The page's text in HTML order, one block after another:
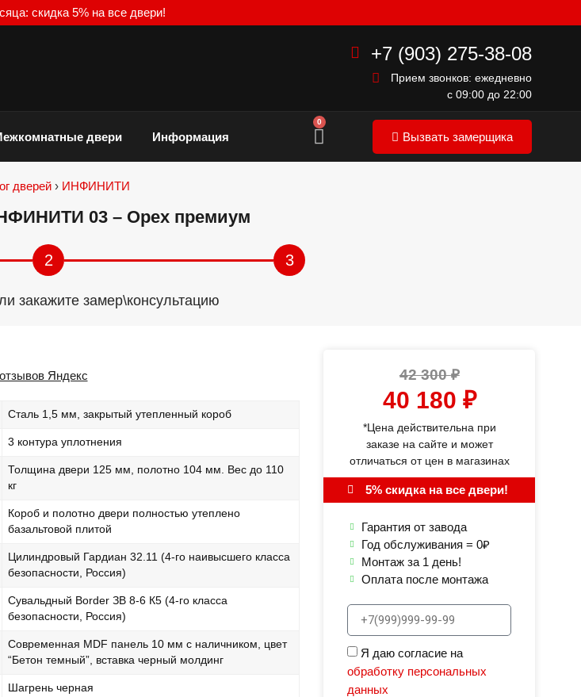
скидка 5% на все двери!
+7 (903) 275-38-08
Прием звонков: ежедневно
с 09:00 до 22:00
двери Информация
0
Вызвать замерщика
дверей › ИНФИНИТИ
03 – Орех премиум
2 3
закажите замер\консультацию
Яндекс
Сталь 1,5 мм, закрытый утепленный короб
3 контура уплотнения
Толщина двери 125 мм, полотно 104 мм. Вес до 110
кг
Короб и полотно двери полностью утеплено
базальтовой плитой
Цилиндровый Гардиан 32.11 (4-го наивысшего класса
безопасности, Россия)
Сувальдный Border ЗВ 8-6 К5 (4-го класса
безопасности, Россия)
Современная MDF панель 10 мм с наличником, цвет
“Бетон темный”, вставка черный молдинг
Шагрень черная
42 300₽
40 180 ₽
*Цена действительна при
заказе на сайте и может
отличаться от цен в магазинах
5% скидка на все двери!
Гарантия от завода
Год обслуживания = 0₽
Монтаж за 1 день!
Оплата после монтажа
Я даю согласие на
обработку персональных
данных